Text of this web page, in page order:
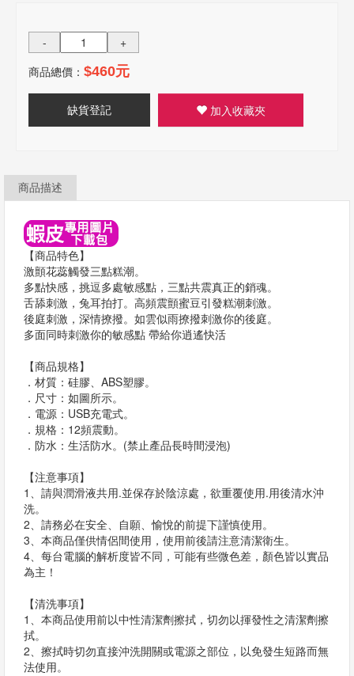
-
+
商品總價： $460元
缺貨登記 加入收藏夾
商品描述
【商品特色】
激顫花蕊觸發三點糕潮。
多點快感，挑逗多處敏感點，三點共震真正的銷魂。
舌舔刺激，兔耳拍打。高頻震顫蜜豆引發糕潮刺激。
後庭刺激，深情撩撥。如雲似雨撩撥刺激你的後庭。
多面同時刺激你的敏感點 帶給你逍遙快活
【商品規格】
．材質：硅膠、ABS塑膠。
．尺寸：如圖所示。
．電源：USB充電式。
．規格：12頻震動。
．防水：生活防水。(禁止產品長時間浸泡)
【注意事項】
1、請與潤滑液共用.並保存於陰涼處，欲重覆使用.用後清水沖
洗。
2、請務必在安全、自願、愉悅的前提下謹慎使用。
3、本商品僅供情侶間使用，使用前後請注意清潔衛生。
4、每台電腦的解析度皆不同，可能有些微色差，顏色皆以實品
為主！
【清洗事項】
1、本商品使用前以中性清潔劑擦拭，切勿以揮發性之清潔劑擦
拭。
2、擦拭時切勿直接沖洗開關或電源之部位，以免發生短路而無
法使用。